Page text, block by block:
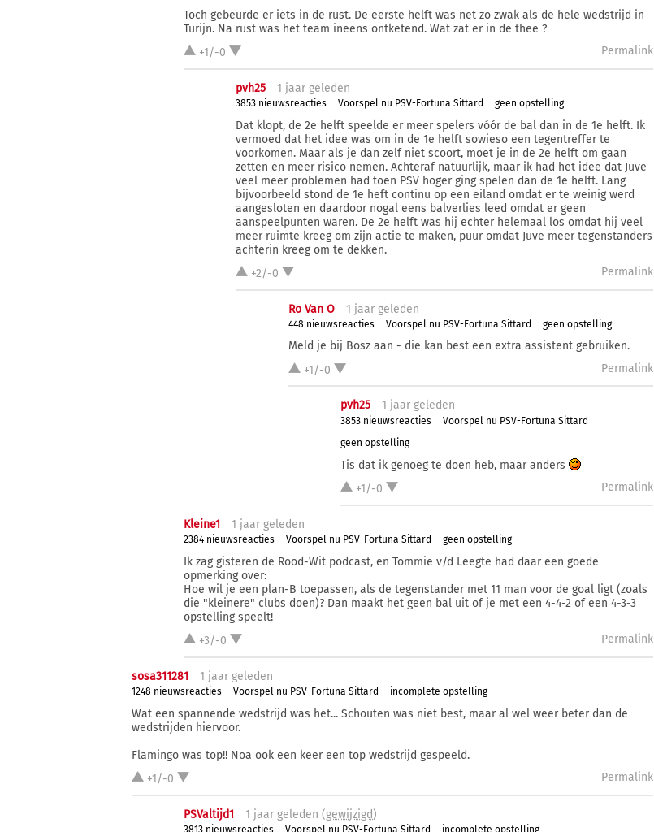
Toch gebeurde er iets in de rust. De eerste helft was net zo zwak als de hele wedstrijd in
Turijn. Na rust was het team ineens ontketend. Wat zat er in de thee ?
+1/-0
Permalink
pvh25 1 jaar geleden
3853 nieuwsreacties Voorspel nu PSV-Fortuna Sittard geen opstelling
Dat klopt, de 2e helft speelde er meer spelers vóór de bal dan in de 1e helft. Ik
vermoed dat het idee was om in de 1e helft sowieso een tegentreffer te
voorkomen. Maar als je dan zelf niet scoort, moet je in de 2e helft om gaan
zetten en meer risico nemen. Achteraf natuurlijk, maar ik had het idee dat Juve
veel meer problemen had toen PSV hoger ging spelen dan de 1e helft. Lang
bijvoorbeeld stond de 1e heft continu op een eiland omdat er te weinig werd
aangesloten en daardoor nogal eens balverlies leed omdat er geen
aanspeelpunten waren. De 2e helft was hij echter helemaal los omdat hij veel
meer ruimte kreeg om zijn actie te maken, puur omdat Juve meer tegenstanders
achterin kreeg om te dekken.
+2/-0
Permalink
Ro Van O 1 jaargeleden
448 nieuwsreacties Voorspel nu PSV-Fortuna Sittard geen opstelling
Meld je bij Bosz aan - die kan best een extra assistent gebruiken.
+1/-0
Permalink
pvh25 1 jaargeleden
3853 nieuwsreacties
Voorspel nu PSV-Fortuna Sittard
geen opstelling
Tis dat ik genoeg te doen heb, maar anders
+1/-0
Permalink
Kleine1 1 jaar geleden
2384 nieuwsreacties Voorspel nu PSV-Fortuna Sittard geen opstelling
Ik zag gisteren de Rood-Wit podcast, en Tommie v/d Leegte had daar een goede
opmerking over:
Hoe wil je een plan-B toepassen, als de tegenstander met 11 man voor de goal ligt (zoals
die "kleinere" clubs doen)? Dan maakt het geen bal uit of je met een 4-4-2 of een 4-3-3
opstelling speelt!
+3/-0
Permalink
sosa311281 1 jaar geleden
1248 nieuwsreacties Voorspel nu PSV-Fortuna Sittard incomplete opstelling
Wat een spannende wedstrijd was het... Schouten was niet best, maar al wel weer beter dan de
wedstrijden hiervoor.
Flamingo was top!! Noa ook een keer een top wedstrijd gespeeld.
+1/-0
Permalink
PSValtijd1 1 jaar geleden (gewijzigd)
3813 nieuwsreacties Voorspel nu PSV-Fortuna Sittard incomplete opstelling